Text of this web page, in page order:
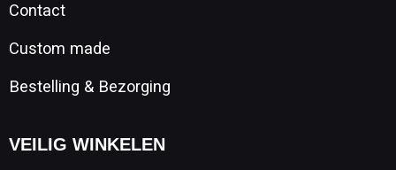
Contact
Custom made
Bestelling & Bezorging
VEILIG WINKELEN